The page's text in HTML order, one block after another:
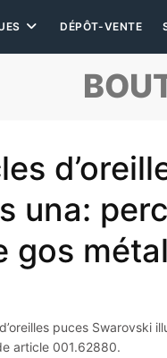
DÉPÔT-VENTE
una:
gos
puces Swarovski
article 001.62880.